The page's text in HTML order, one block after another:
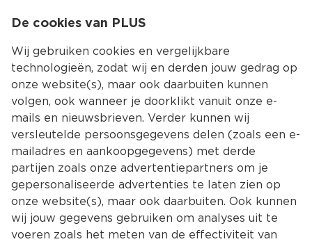
Kies jouw
De cookies van PLUS
Wij gebruiken cookies en vergelijkbare
technologieën, zodat wij en derden jouw gedrag op
onze website(s), maar ook daarbuiten kunnen
volgen, ook wanneer je doorklikt vanuit onze e-
mails en nieuwsbrieven. Verder kunnen wij
versleutelde persoonsgegevens delen (zoals een e-
mailadres en aankoopgegevens) met derde
partijen zoals onze advertentiepartners om je
gepersonaliseerde advertenties te laten zien op
onze website(s), maar ook daarbuiten. Ook kunnen
wij jouw gegevens gebruiken om analyses uit te
voeren zoals het meten van de effectiviteit van